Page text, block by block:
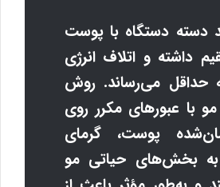
دسته دستگاه با پوست
داشته و اتلاف انرژی
حداقل می‌رساند. روش
با عبورهای مکرر روی
پوست، گرمای
به بخش‌های حیاتی مو